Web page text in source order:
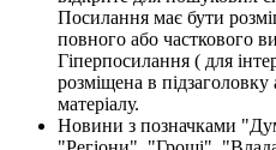
Посилання має бути
повного або часткового
Гіперпосилання ( для
розміщена в
матеріалу.
Новини з позначками